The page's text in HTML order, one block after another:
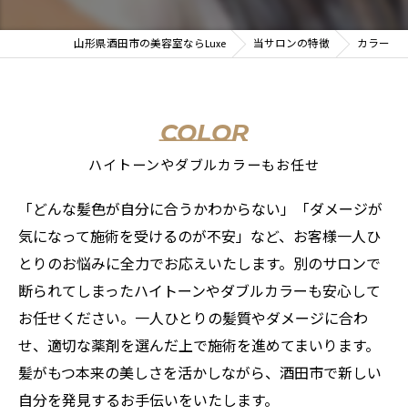
山形県酒田市の美容室ならLuxe 当サロンの特徴 カラー
ハイトーンやダブルカラーもお任せ
COLOR
「どんな髪色が自分に合うかわからない」「ダメージが
気になって施術を受けるのが不安」など、お客様一人ひ
とりのお悩みに全力でお応えいたします。別のサロンで
断られてしまったハイトーンやダブルカラーも安心して
お任せください。一人ひとりの髪質やダメージに合わ
せ、適切な薬剤を選んだ上で施術を進めてまいります。
髪がもつ本来の美しさを活かしながら、酒田市で新しい
自分を発見するお手伝いをいたします。